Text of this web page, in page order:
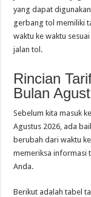
yang dapat
gerbang tol memiliki
waktu ke waktu
jalan tol.
Rincian
Bulan
Sebelum kita masuk
Agustus 2026, ada
berubah dari waktu
memeriksa informasi
Anda.
Berikut adalah tabel